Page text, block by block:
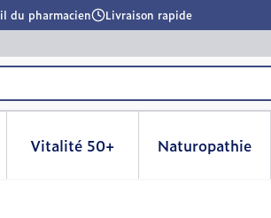
du pharmacien Livraison rapide
soins et hygiène
catégorie Régime, alimentation &
sous-menu pour la catégorie
Vitalité 50+Afficher le sous-menu pour
Naturopathie
Afficher